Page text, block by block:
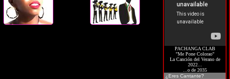
PACHANGA CLAB
"Me Pone Colorao"
La Canción del Verano de
2022...
...o de 2035
¿Eres Cantante?